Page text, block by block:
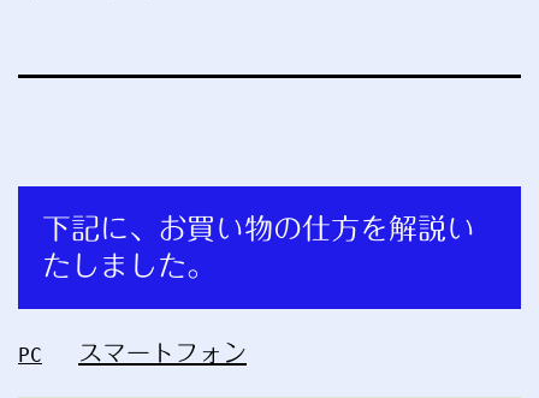
下記に、お買い物の仕方を解説い
たしました。
PC スマートフォン